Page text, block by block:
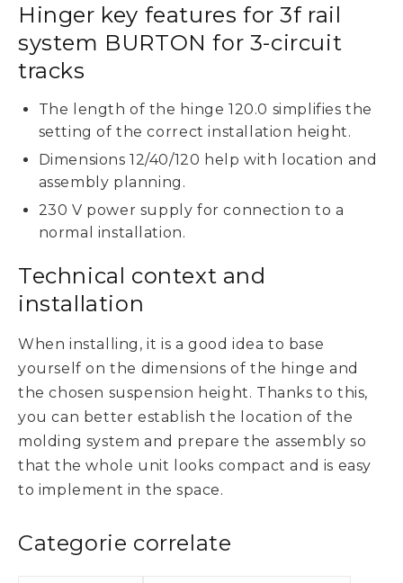
Hinger key features for 3f rail
system BURTON for 3-circuit
tracks
The length of the hinge 120.0 simplifies the
setting of the correct installation height.
Dimensions 12/40/120 help with location and
assembly planning.
230 V power supply for connection to a
normal installation.
Technical context and
installation
When installing, it is a good idea to base
yourself on the dimensions of the hinge and
the chosen suspension height. Thanks to this,
you can better establish the location of the
molding system and prepare the assembly so
that the whole unit looks compact and is easy
to implement in the space.
Categorie correlate